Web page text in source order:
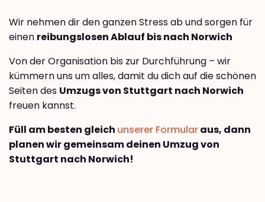
Wir nehmen dir den ganzen Stress ab und sorgen für
einen reibungslosen Ablauf bis nach Norwich
Von der Organisation bis zur Durchführung – wir
kümmern uns um alles, damit du dich auf die schönen
Seiten des Umzugs von Stuttgart nach Norwich
freuen kannst.
Füll am besten gleich unserer Formularaus, dann
planen wir gemeinsam deinen Umzug von
Stuttgart nach Norwich!